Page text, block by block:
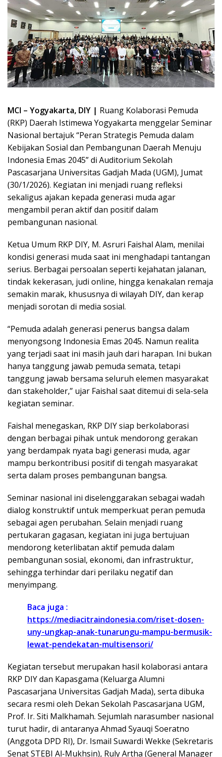
MCI – Yogyakarta, DIY | Ruang Kolaborasi Pemuda
(RKP) Daerah Istimewa Yogyakarta menggelar Seminar
Nasional bertajuk “Peran Strategis Pemuda dalam
Kebijakan Sosial dan Pembangunan Daerah Menuju
Indonesia Emas 2045” di Auditorium Sekolah
Pascasarjana Universitas Gadjah Mada (UGM), Jumat
(30/1/2026). Kegiatan ini menjadi ruang refleksi
sekaligus ajakan kepada generasi muda agar
mengambil peran aktif dan positif dalam
pembangunan nasional.
Ketua Umum RKP DIY, M. Asruri Faishal Alam, menilai
kondisi generasi muda saat ini menghadapi tantangan
serius. Berbagai persoalan seperti kejahatan jalanan,
tindak kekerasan, judi online, hingga kenakalan remaja
semakin marak, khususnya di wilayah DIY, dan kerap
menjadi sorotan di media sosial.
“Pemuda adalah generasi penerus bangsa dalam
menyongsong Indonesia Emas 2045. Namun realita
yang terjadi saat ini masih jauh dari harapan. Ini bukan
hanya tanggung jawab pemuda semata, tetapi
tanggung jawab bersama seluruh elemen masyarakat
dan stakeholder,” ujar Faishal saat ditemui di sela-sela
kegiatan seminar.
Faishal menegaskan, RKP DIY siap berkolaborasi
dengan berbagai pihak untuk mendorong gerakan
yang berdampak nyata bagi generasi muda, agar
mampu berkontribusi positif di tengah masyarakat
serta dalam proses pembangunan bangsa.
Seminar nasional ini diselenggarakan sebagai wadah
dialog konstruktif untuk memperkuat peran pemuda
sebagai agen perubahan. Selain menjadi ruang
pertukaran gagasan, kegiatan ini juga bertujuan
mendorong keterlibatan aktif pemuda dalam
pembangunan sosial, ekonomi, dan infrastruktur,
sehingga terhindar dari perilaku negatif dan
menyimpang.
Baca juga :
https://mediacitraindonesia.com/riset-dosen-
uny-ungkap-anak-tunarungu-mampu-bermusik-
lewat-pendekatan-multisensori/
Kegiatan tersebut merupakan hasil kolaborasi antara
RKP DIY dan Kapasgama (Keluarga Alumni
Pascasarjana Universitas Gadjah Mada), serta dibuka
secara resmi oleh Dekan Sekolah Pascasarjana UGM,
Prof. Ir. Siti Malkhamah. Sejumlah narasumber nasional
turut hadir, di antaranya Ahmad Syauqi Soeratno
(Anggota DPD RI), Dr. Ismail Suwardi Wekke (Sekretaris
Senat STEBI Al-Mukhsin), Ruly Artha (General Manager